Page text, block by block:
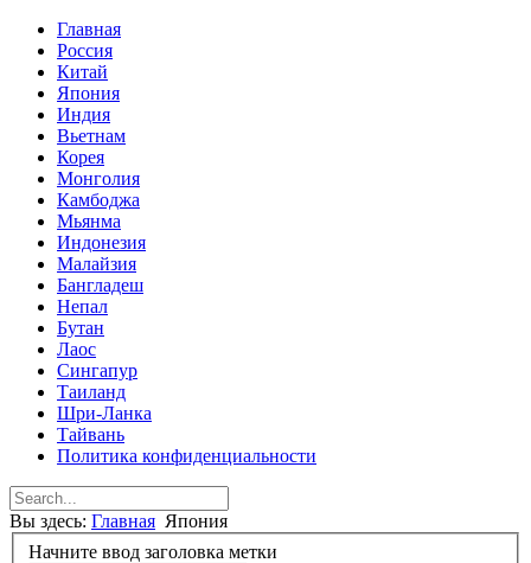
Главная
Россия
Китай
Япония
Индия
Вьетнам
Корея
Монголия
Камбоджа
Мьянма
Индонезия
Малайзия
Бангладеш
Непал
Бутан
Лаос
Сингапур
Таиланд
Шри-Ланка
Тайвань
Политика конфиденциальности
Вы здесь: Главная Япония
Начните ввод заголовка метки